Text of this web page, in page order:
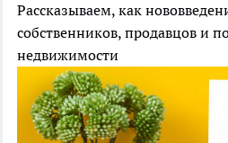
Рассказываем, как
собственников, продавцов и
недвижимости